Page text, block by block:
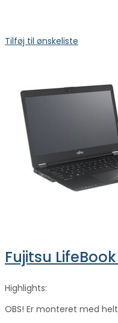
Tilføj til ønskeliste
Fujitsu
Highlights:
OBS! Er monteret med